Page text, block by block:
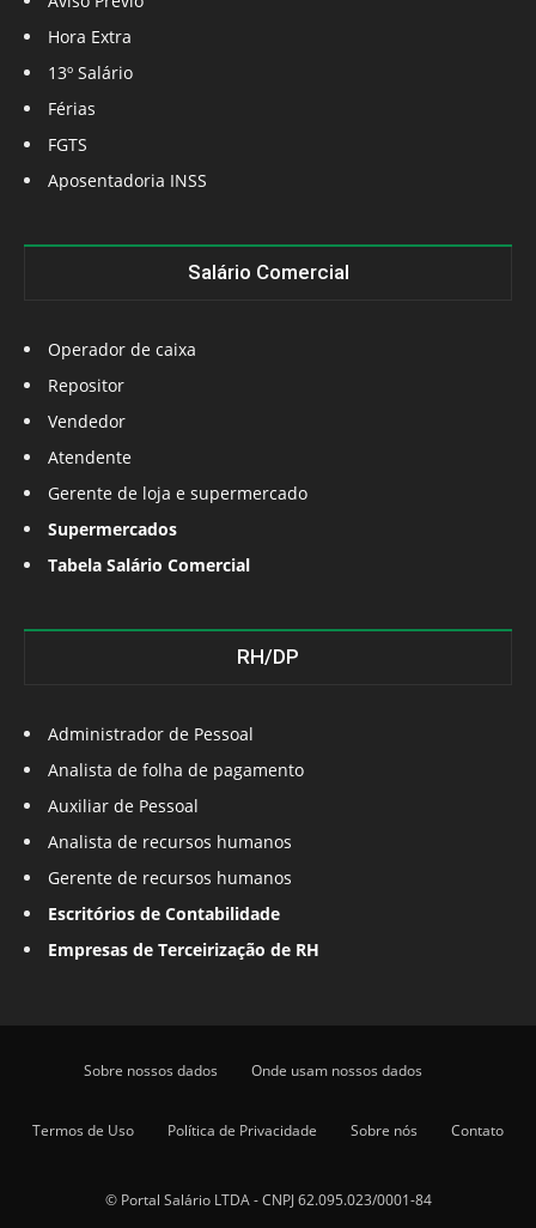
Hora Extra
13º Salário
Férias
FGTS
Aposentadoria INSS
Salário Comercial
Operador de caixa
Repositor
Vendedor
Atendente
Gerente de loja e supermercado
Supermercados
Tabela Salário Comercial
RH/DP
Administrador de Pessoal
Analista de folha de pagamento
Auxiliar de Pessoal
Analista de recursos humanos
Gerente de recursos humanos
Escritórios de Contabilidade
Empresas de Terceirização de RH
Sobre nossos dados Onde usam nossos dados
Termos de Uso Política de Privacidade Sobre nós Contato
© Portal Salário LTDA - CNPJ 62.095.023/0001-84